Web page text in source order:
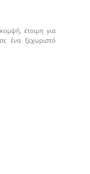
έτοιμη για
ένα ξεχωριστό